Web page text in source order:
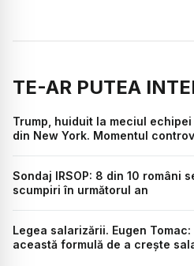
TE-AR PUTEA
Trump, huiduit la meciul
din New York. Momentul
Sondaj IRSOP: 8 din 10 români
scumpiri în următorul an
Legea salarizării. Eugen
această formulă de a crește